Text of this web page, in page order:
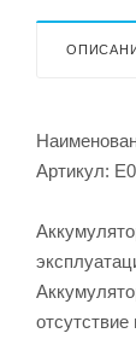
Артикул: